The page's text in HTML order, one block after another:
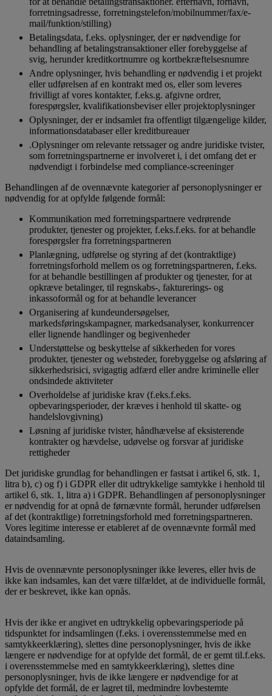
forretningsadresse, forretningstelefon/mobilnummer/fax/e-
mail/funktion/stilling)
Betalingsdata, f.eks. oplysninger, der er nødvendige for
behandling af betalingstransaktioner eller forebyggelse af
svig, herunder kreditkortnumre og kortbekræftelsesnumre
Andre oplysninger, hvis behandling er nødvendig i et projekt
eller udførelsen af en kontrakt med os, eller som leveres
frivilligt af vores kontakter, f.eks.g. afgivne ordrer,
forespørgsler, kvalifikationsbeviser eller projektoplysninger
Oplysninger, der er indsamlet fra offentligt tilgængelige kilder,
informationsdatabaser eller kreditbureauer
.Oplysninger om relevante retssager og andre juridiske tvister,
som forretningspartnerne er involveret i, i det omfang det er
nødvendigt i forbindelse med compliance-screeninger
Behandlingen af de ovennævnte kategorier af personoplysninger er
nødvendig for at opfylde følgende formål:
Kommunikation med forretningspartnere vedrørende
produkter, tjenester og projekter, f.eks.f.eks. for at behandle
forespørgsler fra forretningspartneren
Planlægning, udførelse og styring af det (kontraktlige)
forretningsforhold mellem os og forretningspartneren, f.eks.
for at behandle bestillingen af produkter og tjenester, for at
opkræve betalinger, til regnskabs-, fakturerings- og
inkassoformål og for at behandle leverancer
Organisering af kundeundersøgelser,
markedsføringskampagner, markedsanalyser, konkurrencer
eller lignende handlinger og begivenheder
Understøttelse og beskyttelse af sikkerheden for vores
produkter, tjenester og websteder, forebyggelse og afsløring af
sikkerhedsrisici, svigagtig adfærd eller andre kriminelle eller
ondsindede aktiviteter
Overholdelse af juridiske krav (f.eks.f.eks.
opbevaringsperioder, der kræves i henhold til skatte- og
handelslovgivning)
Løsning af juridiske tvister, håndhævelse af eksisterende
kontrakter og hævdelse, udøvelse og forsvar af juridiske
rettigheder
Det juridiske grundlag for behandlingen er fastsat i artikel 6, stk. 1,
litra b), c) og f) i GDPR eller dit udtrykkelige samtykke i henhold til
artikel 6, stk. 1, litra a) i GDPR. Behandlingen af personoplysninger
er nødvendig for at opnå de førnævnte formål, herunder udførelsen
af det (kontraktlige) forretningsforhold med forretningspartneren.
Vores legitime interesse er etableret af de ovennævnte formål med
dataindsamling.
Hvis de ovennævnte personoplysninger ikke leveres, eller hvis de
ikke kan indsamles, kan det være tilfældet, at de individuelle formål,
der er beskrevet, ikke kan opnås.
Hvis der ikke er angivet en udtrykkelig opbevaringsperiode på
tidspunktet for indsamlingen (f.eks. i overensstemmelse med en
samtykkeerklæring), slettes dine personoplysninger, hvis de ikke
længere er nødvendige for at opfylde det formål, de er gemt til.f.eks.
i overensstemmelse med en samtykkeerklæring), slettes dine
personoplysninger, hvis de ikke længere er nødvendige for at
opfylde det formål, de er lagret til, medmindre lovbestemte